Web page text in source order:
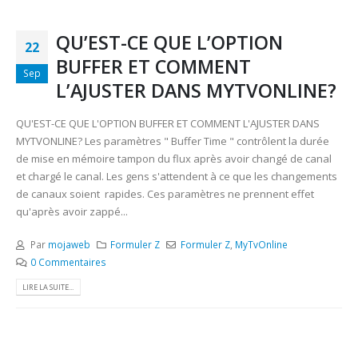
22
Sep
QU’EST-CE QUE L’OPTION
BUFFER ET COMMENT
L’AJUSTER DANS MYTVONLINE?
QU'EST-CE QUE L'OPTION BUFFER ET COMMENT L'AJUSTER DANS
MYTVONLINE? Les paramètres " Buffer Time " contrôlent la durée
de mise en mémoire tampon du flux après avoir changé de canal
et chargé le canal. Les gens s'attendent à ce que les changements
de canaux soient rapides. Ces paramètres ne prennent effet
qu'après avoir zappé...
Par mojaweb Formuler Z Formuler Z MyTvOnline
0 Commentaires
LIRE LA SUITE...